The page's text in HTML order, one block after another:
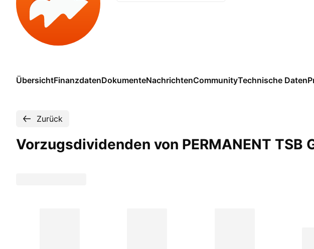
ÜbersichtFinanzdatenDokumenteNachrichtenCommunityTechnische Daten
Zurück
Vorzugsdividenden von PERMANENT TSB